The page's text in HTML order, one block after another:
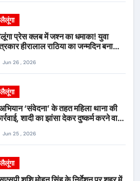
लैलूंगा
प्रेस क्लब में जश्न का धमाका! युवा
हीरालाल राठिया का जन्मदिन बना
Jun 26 , 2026
लैलूंगा
‘संवेदना’ के तहत महिला थाना की
शादी का झांसा देकर दुष्कर्म करने वाला
Jun 25 , 2026
लैलूंगा